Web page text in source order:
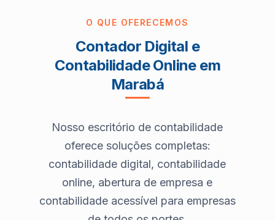
O QUE OFERECEMOS
Contador Digital e
Contabilidade Online em
Marabá
Nosso escritório de contabilidade
oferece soluções completas:
contabilidade digital, contabilidade
online, abertura de empresa e
contabilidade acessível para empresas